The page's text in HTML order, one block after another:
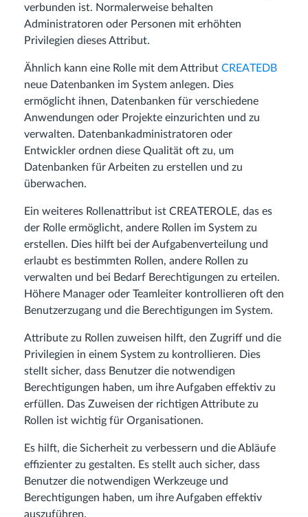
verbunden ist. Normalerweise behalten
Administratoren oder Personen mit erhöhten
Privilegien dieses Attribut.
Ähnlich kann eine Rolle mit dem Attribut CREATEDB
neue Datenbanken im System anlegen. Dies
ermöglicht ihnen, Datenbanken für verschiedene
Anwendungen oder Projekte einzurichten und zu
verwalten. Datenbankadministratoren oder
Entwickler ordnen diese Qualität oft zu, um
Datenbanken für Arbeiten zu erstellen und zu
überwachen.
Ein weiteres Rollenattribut ist CREATEROLE, das es
der Rolle ermöglicht, andere Rollen im System zu
erstellen. Dies hilft bei der Aufgabenverteilung und
erlaubt es bestimmten Rollen, andere Rollen zu
verwalten und bei Bedarf Berechtigungen zu erteilen.
Höhere Manager oder Teamleiter kontrollieren oft den
Benutzerzugang und die Berechtigungen im System.
Attribute zu Rollen zuweisen hilft, den Zugriff und die
Privilegien in einem System zu kontrollieren. Dies
stellt sicher, dass Benutzer die notwendigen
Berechtigungen haben, um ihre Aufgaben effektiv zu
erfüllen. Das Zuweisen der richtigen Attribute zu
Rollen ist wichtig für Organisationen.
Es hilft, die Sicherheit zu verbessern und die Abläufe
effizienter zu gestalten. Es stellt auch sicher, dass
Benutzer die notwendigen Werkzeuge und
Berechtigungen haben, um ihre Aufgaben effektiv
auszuführen.